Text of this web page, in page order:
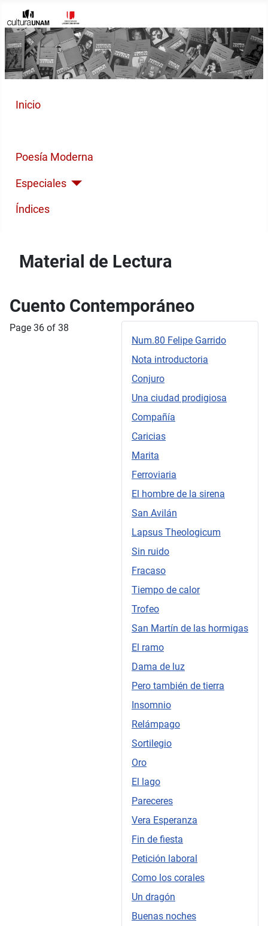
Inicio
Poesía Moderna
Especiales
Índices
Material de Lectura
Cuento Contemporáneo
Num.80 Felipe Garrido
Nota introductoria
Conjuro
Una ciudad prodigiosa
Compañía
Caricias
Marita
Ferroviaria
El hombre de la sirena
San Avilán
Lapsus Theologicum
Sin ruido
Fracaso
Tiempo de calor
Trofeo
San Martín de las hormigas
El ramo
Dama de luz
Pero también de tierra
Insomnio
Relámpago
Sortilegio
Oro
El lago
Pareceres
Vera Esperanza
Fin de fiesta
Petición laboral
Como los corales
Un dragón
Buenas noches
Page 36 of 38